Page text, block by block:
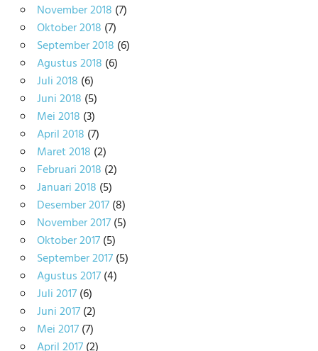
November 2018 (7)
Oktober 2018 (7)
September 2018 (6)
Agustus 2018 (6)
Juli 2018 (6)
Juni 2018 (5)
Mei 2018 (3)
April 2018 (7)
Maret 2018 (2)
Februari 2018 (2)
Januari 2018 (5)
Desember 2017(8)
November 2017(5)
Oktober 2017(5)
September 2017(5)
Agustus 2017(4)
Juli 2017(6)
Juni 2017(2)
Mei 2017(7)